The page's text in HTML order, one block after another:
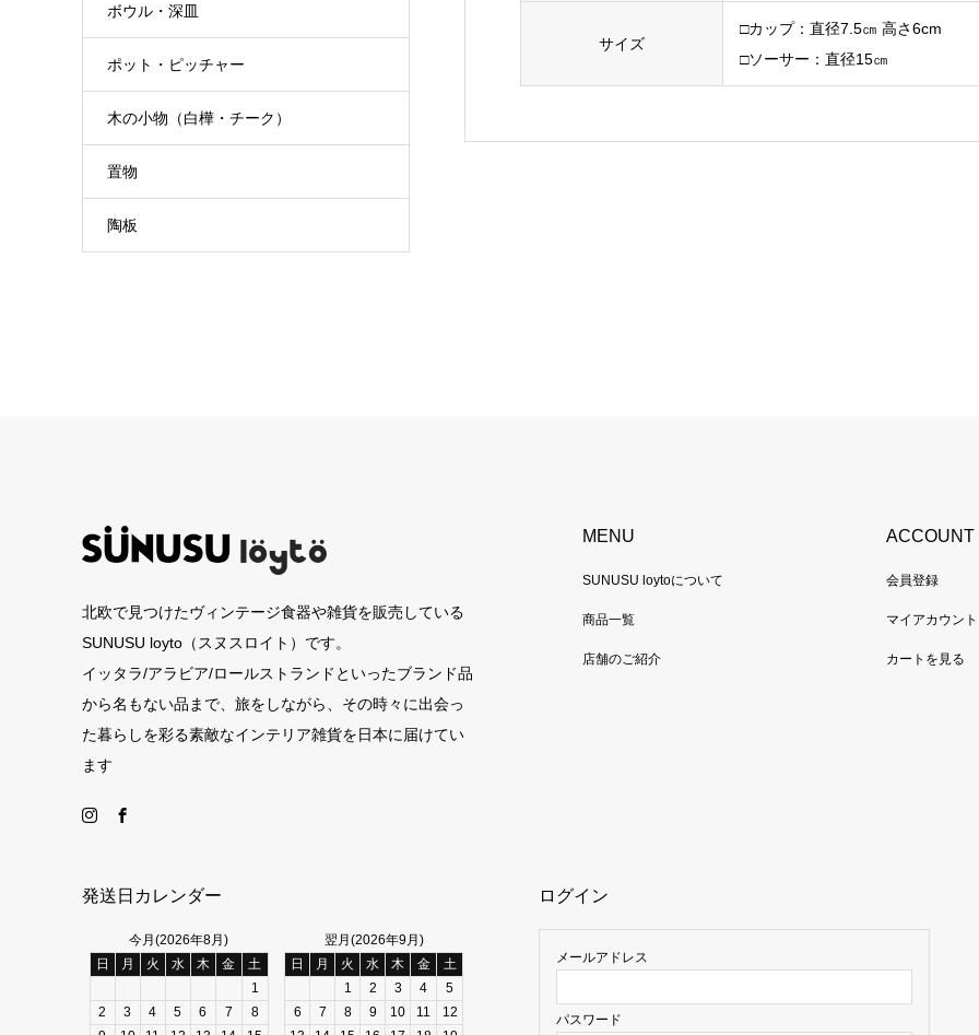
サイズ
□カップ：直径7.5㎝ 高さ6cm
□ソーサー：直径15㎝
ボウル・深皿
ポット・ピッチャー
木の小物（白樺・チーク）
置物
陶板
北欧で見つけたヴィンテージ食器や雑貨を販売している
SUNUSU loyto（スヌスロイト）です。
イッタラ/アラビア/ロールストランドといったブランド品
から名もない品まで、旅をしながら、その時々に出会っ
た暮らしを彩る素敵なインテリア雑貨を日本に届けてい
ます
MENU
SUNUSU loytoについて
商品一覧
店舗のご紹介
ACCOUNT
会員登録
マイアカウント
カートを見る
発送日カレンダー
今月(2026年8月)
日
月 火 水 木 金
土
1
2
3 4 5 6 7
8
翌月(2026年9月)
日
月 火 水 木 金
土
1
2 3 4
5
6
7 8 9 10 11
12
ログイン
メールアドレス
パスワード